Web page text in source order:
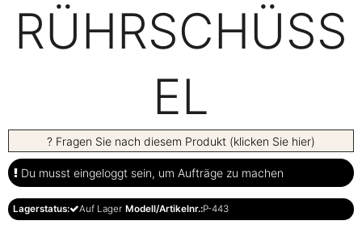
RÜHRSCHÜSS
EL
? Fragen Sie nach diesem Produkt (klicken Sie hier)
Du musst eingeloggt sein, um Aufträge zu machen
Lagerstatus: Auf Lager Modell/Artikelnr.:P-443